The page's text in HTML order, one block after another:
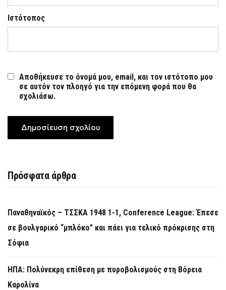
Ιστότοπος
Αποθήκευσε το όνομά μου, email, και τον ιστότοπο μου
σε αυτόν τον πλοηγό για την επόμενη φορά που θα
σχολιάσω.
Πρόσφατα άρθρα
Παναθηναϊκός – ΤΣΣΚΑ 1948 1-1, Conference League: Έπεσε
σε βουλγαρικό “μπλόκο” και πάει για τελικό πρόκρισης στη
Σόφια
ΗΠΑ: Πολύνεκρη επίθεση με πυροβολισμούς στη Βόρεια
Καρολίνα